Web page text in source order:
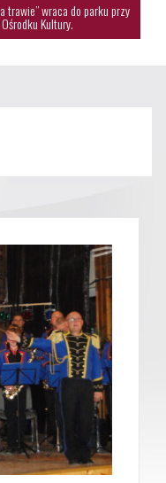
trawie” wraca do parku przy
Ośrodku Kultury.